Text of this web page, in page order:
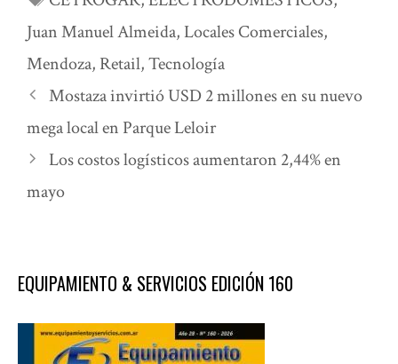
Juan Manuel Almeida,Locales Comerciales,
Mendoza, Retail,Tecnología
Mostaza invirtió USD 2 millones en su nuevo
mega local en Parque Leloir
Los costos logísticos aumentaron 2,44% en
mayo
EQUIPAMIENTO & SERVICIOS EDICIÓN 160